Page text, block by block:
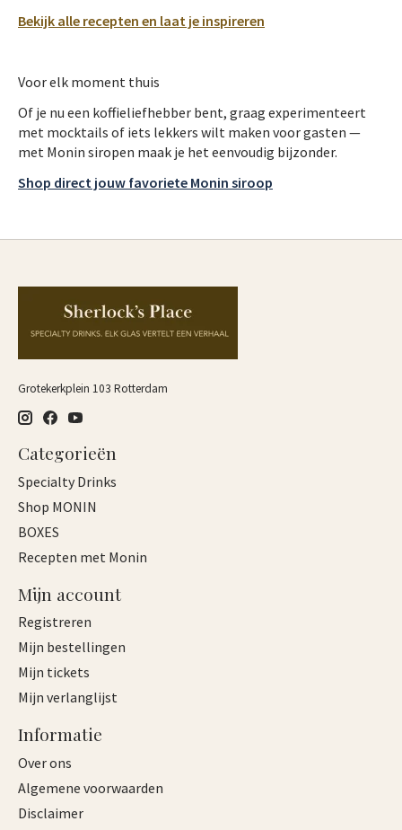
Bekijk alle recepten en laat je inspireren
Voor elk moment thuis
Of je nu een koffieliefhebber bent, graag experimenteert
met mocktails of iets lekkers wilt maken voor gasten —
met Monin siropen maak je het eenvoudig bijzonder.
Shop direct jouw favoriete Monin siroop
Grotekerkplein 103 Rotterdam
Categorieën
Specialty Drinks
Shop MONIN
BOXES
Recepten met Monin
Mijn account
Registreren
Mijn bestellingen
Mijn tickets
Mijn verlanglijst
Informatie
Over ons
Algemene voorwaarden
Disclaimer